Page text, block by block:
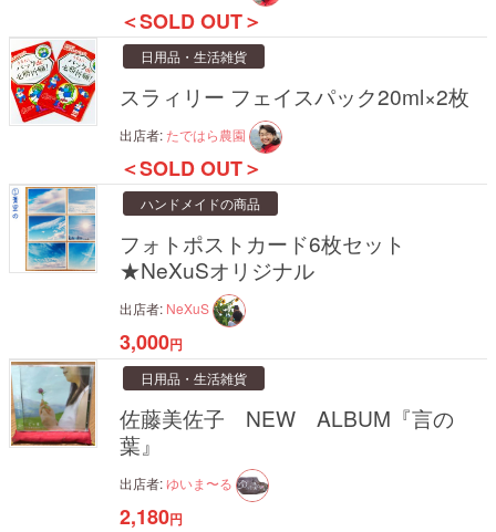
＜SOLD OUT＞
日用品・生活雑貨
スラィリー フェイスパック20ml×2枚
出店者: たではら農園
＜SOLD OUT＞
ハンドメイドの商品
フォトポストカード6枚セット
★NeXuSオリジナル
出店者: NeXuS
3,000円
日用品・生活雑貨
佐藤美佐子 NEW ALBUM『言の
葉』
出店者:ゆいま〜る
2,180円